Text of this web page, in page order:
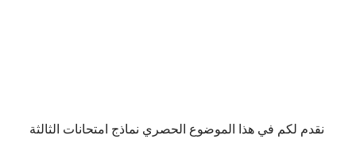
نقدم لكم في هذا الموضوع الحصري نماذج امتحانات الثالثة